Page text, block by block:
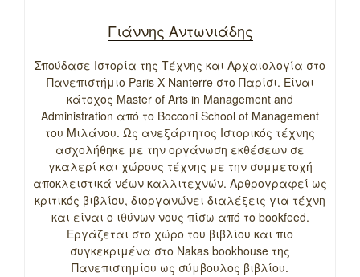
Γιάννης Αντωνιάδης
Σπούδασε Ιστορία της Τέχνης και Αρχαιολογία στο
Πανεπιστήμιο Paris X Nanterre στο Παρίσι. Είναι
κάτοχος Master of Arts in Management and
Administration από το Bocconi School of Management
του Μιλάνου. Ως ανεξάρτητος Ιστορικός τέχνης
ασχολήθηκε με την οργάνωση εκθέσεων σε
γκαλερί και χώρους τέχνης με την συμμετοχή
αποκλειστικά νέων καλλιτεχνών. Αρθρογραφεί ως
κριτικός βιβλίου, διοργανώνει διαλέξεις για τέχνη
και είναι ο ιθύνων νους πίσω από το bookfeed.
Εργάζεται στο χώρο του βιβλίου και πιο
συγκεκριμένα στο Nakas bookhouse της
Πανεπιστημίου ως σύμβουλος βιβλίου.